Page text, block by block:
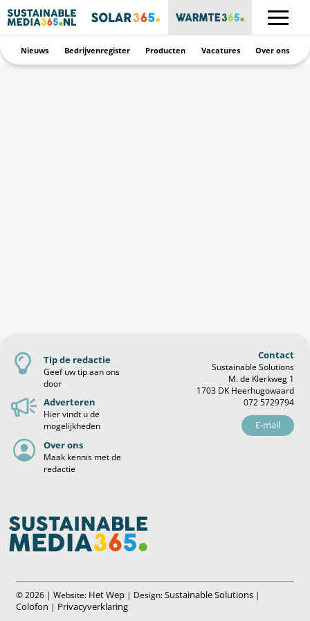
Nieuws Bedrijvenregister Producten Vacatures Over ons
Tip de redactie
Geef uw tip aan ons
door
Adverteren
Hier vindt u de
mogelijkheden
Over ons
Maak kennis met de
redactie
Contact
Sustainable Solutions
M. de Klerkweg 1
1703 DK Heerhugowaard
072 5729794
E-mail
© 2026 | Website: Het Wep | Design:Sustainable Solutions |
Colofon | Privacyverklaring